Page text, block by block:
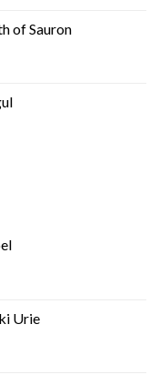
of Sauron
Urie